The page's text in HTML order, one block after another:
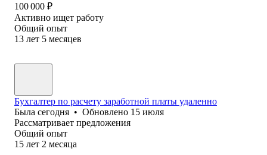
100 000 ₽
Активно ищет работу
Общий опыт
13 лет 5 месяцев
Бухгалтер по расчету заработной платы удаленно
Была сегодня • Обновлено 15 июля
Рассматривает предложения
Общий опыт
15 лет 2 месяца